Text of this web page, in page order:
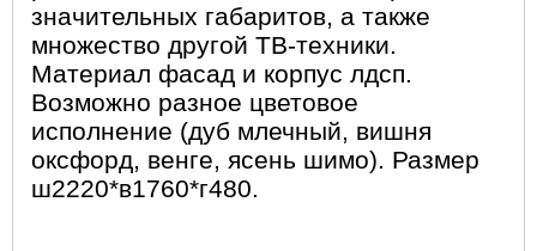
значительных габаритов, а также
множество другой ТВ-техники.
Материал фасад и корпус лдсп.
Возможно разное цветовое
исполнение (дуб млечный, вишня
оксфорд, венге, ясень шимо). Размер
ш2220*в1760*г480.